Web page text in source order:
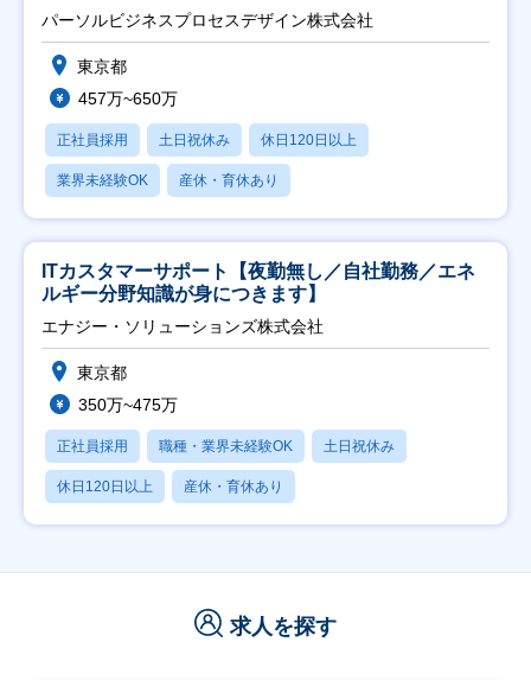
ト推進】
パーソルビジネスプロセスデザイン株式会社
東京都
457万~650万
正社員採用 土日祝休み 休日120日以上
業界未経験OK 産休・育休あり
ITカスタマーサポート【夜勤無し／自社勤務／エネ
ルギー分野知識が身につきます】
エナジー・ソリューションズ株式会社
東京都
350万~475万
正社員採用 職種・業界未経験OK 土日祝休み
休日120日以上 産休・育休あり
求人を探す